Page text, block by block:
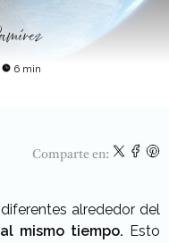
6 min
Comparte en:
alrededor del
mismo tiempo. Esto